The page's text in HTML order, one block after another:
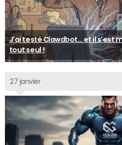
J'ai testé Clawdbot… et il s'est
tout seul !
27 janvier